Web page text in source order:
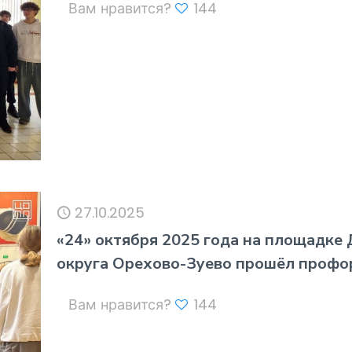
Вам нравится? 144
27.10.2025
«24» октября 2025 года на
округа Орехово-Зуево прошёл
Вам нравится? 144